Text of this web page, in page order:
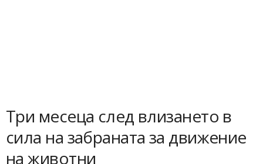
Три месеца след влизането в
сила на забраната за движение
на животни